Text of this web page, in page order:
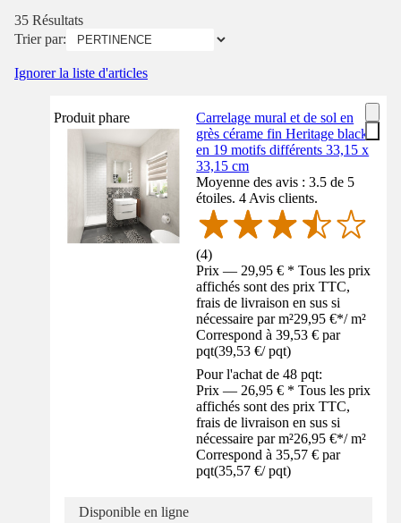
35 Résultats
Trier par:
Ignorer la liste d'articles
Produit phare
Carrelage mural et de sol en
grès cérame fin Heritage black
en 19 motifs différents 33,15 x
33,15 cm
Moyenne des avis : 3.5 de 5
étoiles. 4 Avis clients.
(4)
Prix — 29,95 € * Tous les prix
affichés sont des prix TTC,
frais de livraison en sus si
nécessaire par m²29,95 €*/ m²
Correspond à 39,53 € par
pqt(39,53 €/ pqt)
Pour l'achat de 48 pqt:
Prix — 26,95 € * Tous les prix
affichés sont des prix TTC,
frais de livraison en sus si
nécessaire par m²26,95 €*/ m²
Correspond à 35,57 € par
pqt(35,57 €/ pqt)
Disponible en ligne